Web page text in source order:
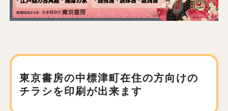
東京書房の中標津町在住の方向けの
チラシを印刷が出来ます